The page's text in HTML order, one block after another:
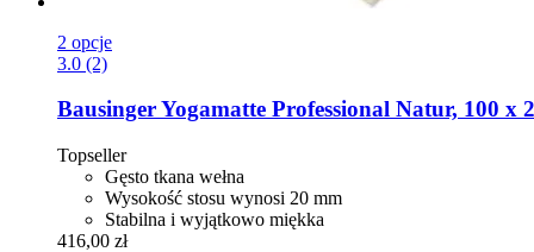
2 opcje
3.0 (2)
BausingerYogamatte Professional Natur, 100 x
Topseller
Gęsto tkana wełna
Wysokość stosu wynosi 20 mm
Stabilna i wyjątkowo miękka
416,00 zł